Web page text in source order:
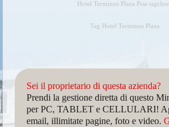
Hotel Terminus Plaza Pisa
Tag Hotel Terminus Plaza
Sei il proprietario di questa azienda?
Prendi la gestione diretta di questo
per PC, TABLET e CELLULARI!
email, illimitate pagine, foto e video.